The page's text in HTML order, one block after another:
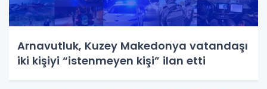
Arnavutluk, Kuzey Makedonya vatandaşı
iki kişiyi “istenmeyen kişi” ilan etti